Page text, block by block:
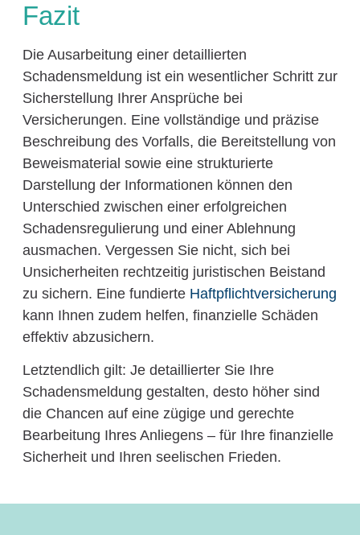
Fazit
Die Ausarbeitung einer detaillierten
Schadensmeldung ist ein wesentlicher Schritt zur
Sicherstellung Ihrer Ansprüche bei
Versicherungen. Eine vollständige und präzise
Beschreibung des Vorfalls, die Bereitstellung von
Beweismaterial sowie eine strukturierte
Darstellung der Informationen können den
Unterschied zwischen einer erfolgreichen
Schadensregulierung und einer Ablehnung
ausmachen. Vergessen Sie nicht, sich bei
Unsicherheiten rechtzeitig juristischen Beistand
zu sichern. Eine fundierte Haftpflichtversicherung
kann Ihnen zudem helfen, finanzielle Schäden
effektiv abzusichern.
Letztendlich gilt: Je detaillierter Sie Ihre
Schadensmeldung gestalten, desto höher sind
die Chancen auf eine zügige und gerechte
Bearbeitung Ihres Anliegens – für Ihre finanzielle
Sicherheit und Ihren seelischen Frieden.